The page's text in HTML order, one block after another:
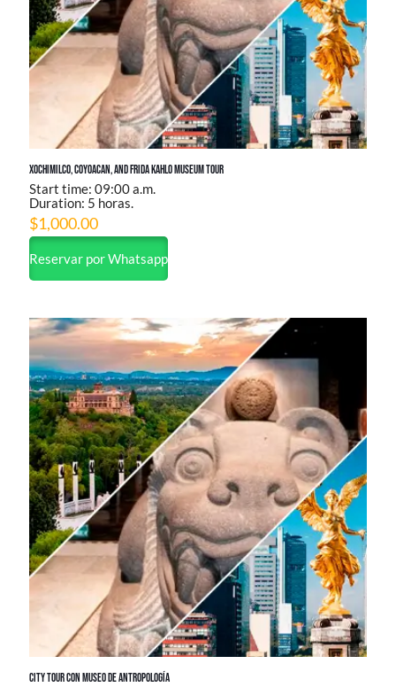
Xochimilco, Coyoacan, and Frida Kahlo Museum Tour
Start time: 09:00 a.m.
Duration: 5 horas.
$1,000.00
Reservar por Whatsapp
City Tour con Museo de Antropología